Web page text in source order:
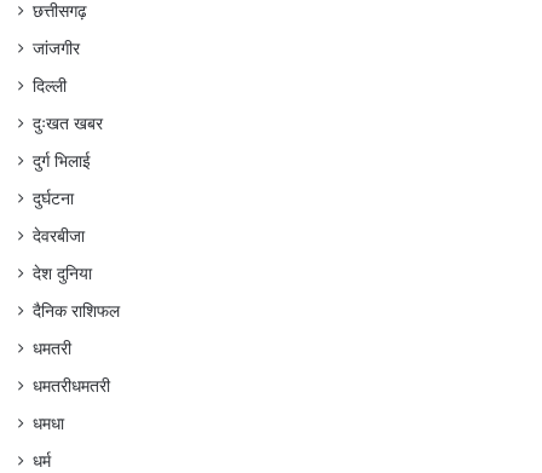
छत्तीसगढ़
जांजगीर
दिल्ली
दुःखत खबर
दुर्ग भिलाई
दुर्घटना
देवरबीजा
देश दुनिया
दैनिक राशिफल
धमतरी
धमतरीधमतरी
धमधा
धर्म